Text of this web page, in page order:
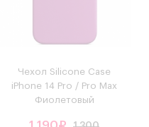
Чехол Silicone Case
iPhone 14 Pro / Pro Max
Фиолетовый